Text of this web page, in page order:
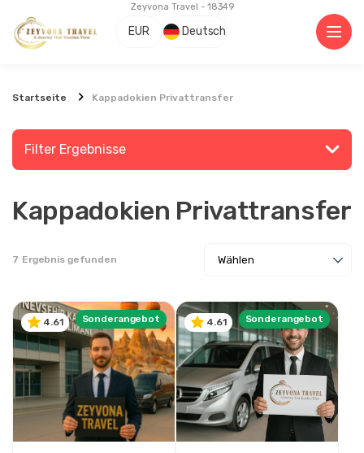
Zeyvona Travel - 18349
EUR Deutsch
Startseite Kappadokien Privattransfer
Filter Ergebnisse
Suchen Sie nach einem Ort oder einer Aktivität
Entdecken
Preisklasse
0EUR 3460 EUR +
Kappadokien Privattransfer
7 Ergebnis gefunden
4.61 Sonderangebot 4.61 Sonderangebot